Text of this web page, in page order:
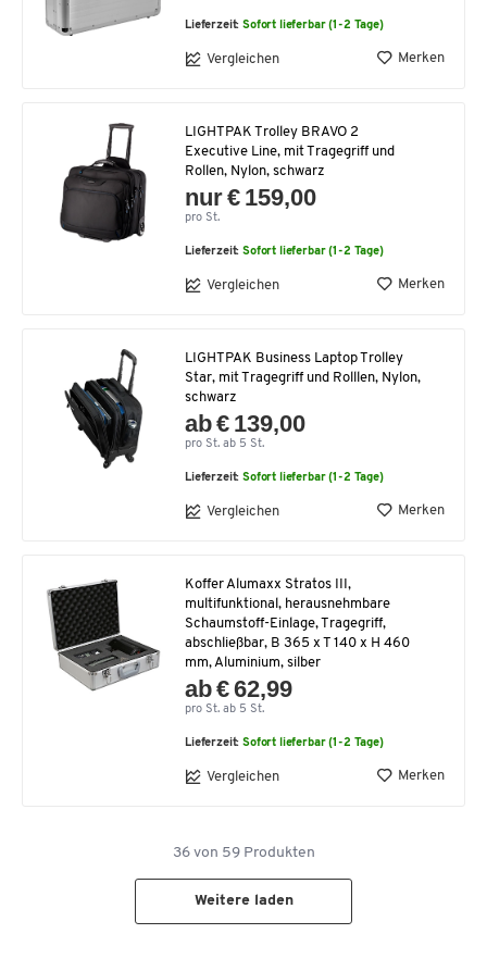
Lieferzeit:Sofort lieferbar (1-2 Tage)
Vergleichen Merken
LIGHTPAK Trolley BRAVO 2
Executive Line, mit Tragegriff und
Rollen, Nylon, schwarz
nur € 159,00
pro St.
Lieferzeit:Sofort lieferbar (1-2 Tage)
Vergleichen Merken
LIGHTPAK Business Laptop Trolley
Star, mit Tragegriff und Rolllen, Nylon,
schwarz
ab € 139,00
pro St. ab 5 St.
Lieferzeit:Sofort lieferbar (1-2 Tage)
Vergleichen Merken
Koffer Alumaxx Stratos III,
multifunktional, herausnehmbare
Schaumstoff-Einlage, Tragegriff,
abschließbar, B 365 x T 140 x H 460
mm, Aluminium, silber
ab € 62,99
pro St. ab 5 St.
Lieferzeit:Sofort lieferbar (1-2 Tage)
Vergleichen Merken
36von 59Produkten
Weitere laden